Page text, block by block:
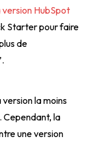
version HubSpot
Starter pour faire
de
la moins
Cependant, la
une version